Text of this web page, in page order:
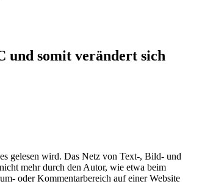
und somit verändert sich
gelesen wird. Das Netz von Text-, Bild- und
mehr durch den Autor, wie etwa beim
oder Kommentarbereich auf einer Website